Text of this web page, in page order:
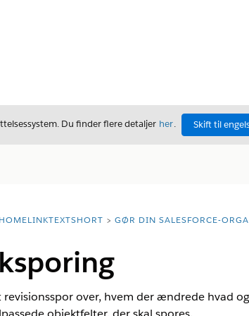
Du finder flere detaljer her. Skift til
GØR DIN SALESFORCE-
over, hvem der ændrede hvad